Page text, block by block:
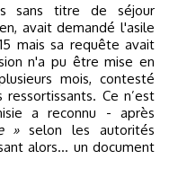
sans titre de séjour
avait demandé l'asile
mais sa requête avait
n'a pu être mise en
mois, contesté
Ce n’est
a reconnu - après
»selon les autorités
alors... un document